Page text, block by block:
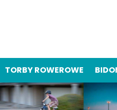
TORBY ROWEROWE